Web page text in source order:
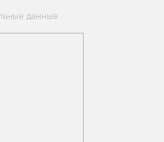
данные.